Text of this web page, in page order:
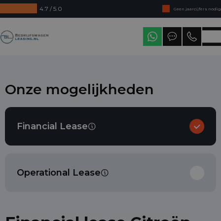
4.7 / 5.0
Direct uit voorraad leverbaar
Levering in heel Nederland
Onze mogelijkheden
Financial Lease
Operational Lease